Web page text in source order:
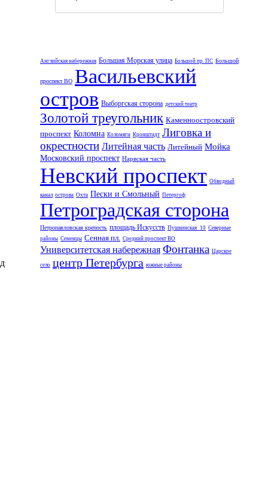
Английская набережная Большая Морская улица Большой пр. ПС Большой
проспект ВО Васильевский
остров Выборгская сторона детский театр
Золотой треугольник Каменноостровский
проспект Коломна Коломяги Кронштадт Лиговка и
окрестности Литейная часть Литейный Мойка
Московский проспект Нарвская часть
Невский проспект Обводный
канал острова Охта Пески и Смольный Петергоф
Петроградская сторона
Петропавловская крепость площадь Искусств Пушкинская_10 Северные
районы Семенцы Сенная пл. Средний проспект ВО
Университетская набережная Фонтанка Царское
село центр Петербурга южные районы